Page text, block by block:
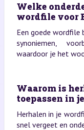
Welke
wordfile voor
Een goede wordfile
synoniemen,
waardoor je het
Waarom is
toepassen in
Herhalen in je
snel vergeet en